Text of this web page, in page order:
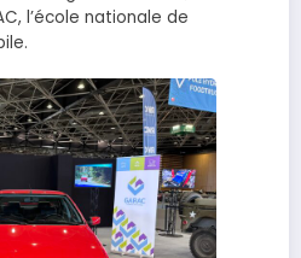
l’école nationale de